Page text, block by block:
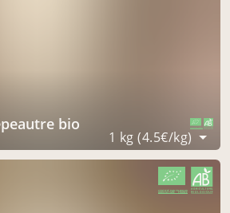
bio
1 kg (4.5€/kg)
CERTIFIÉ PAR FR-BIO-09
AGRICULTURE FRANCE